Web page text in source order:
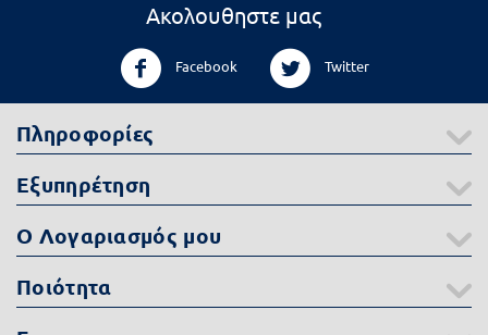
Ακολουθηστε μας
Facebook Twitter
Πληροφορίες
Εξυπηρέτηση
Ο Λογαριασμός μου
Ποιότητα